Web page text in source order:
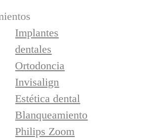
Implantes
dentales
Ortodoncia
Invisalign
Estética dental
Blanqueamiento
Philips Zoom